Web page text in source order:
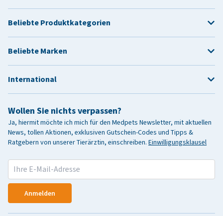
Wollen Sie nichts verpassen?
Ja, hiermit möchte ich mich für den Medpets Newsletter, mit aktuellen
News, tollen Aktionen, exklusiven Gutschein-Codes und Tipps &
Ratgebern von unserer Tierärztin, einschreiben. Einwilligungsklausel
Anmelden
Beliebte Produktkategorien
Beliebte Marken
International